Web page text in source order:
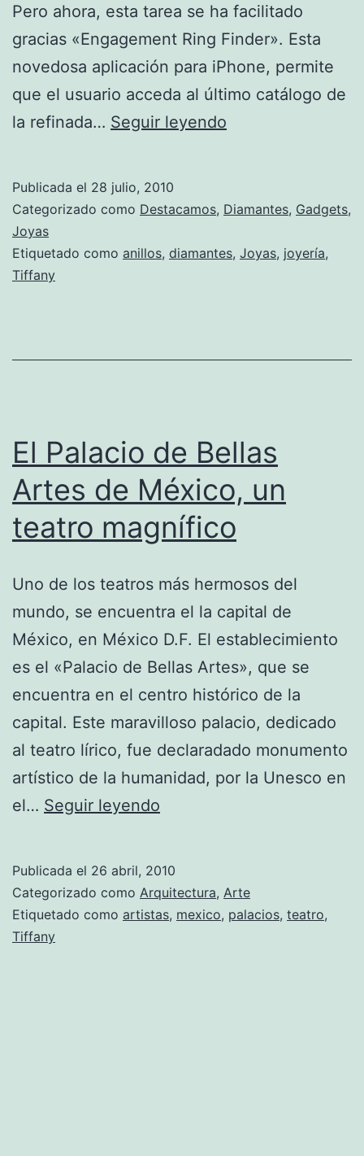
Pero ahora, esta tarea se ha facilitado
gracias «Engagement Ring Finder». Esta
novedosa aplicación para iPhone, permite
que el usuario acceda al último catálogo de
la refinada… Seguir leyendo
más
de
pantalla
táctil
de
tu
Publicada el 28 julio, 2010
Categorizado como Destacamos, Diamantes, Gadgets,
Joyas
Etiquetado como anillos, diamantes, Joyas, joyería,
Tiffany
El Palacio de Bellas
Artes de México, un
teatro magnífico
Uno de los teatros más hermosos del
mundo, se encuentra el la capital de
México, en México D.F. El establecimiento
es el «Palacio de Bellas Artes», que se
encuentra en el centro histórico de la
capital. Este maravilloso palacio, dedicado
al teatro lírico, fue declaradado monumento
artístico de la humanidad, por la Unesco en
el… Seguir leyendo
Bellas
Artes
Publicada el 26 abril, 2010
Categorizado como Arquitectura, Arte
Etiquetado como artistas, mexico, palacios, teatro,
Tiffany